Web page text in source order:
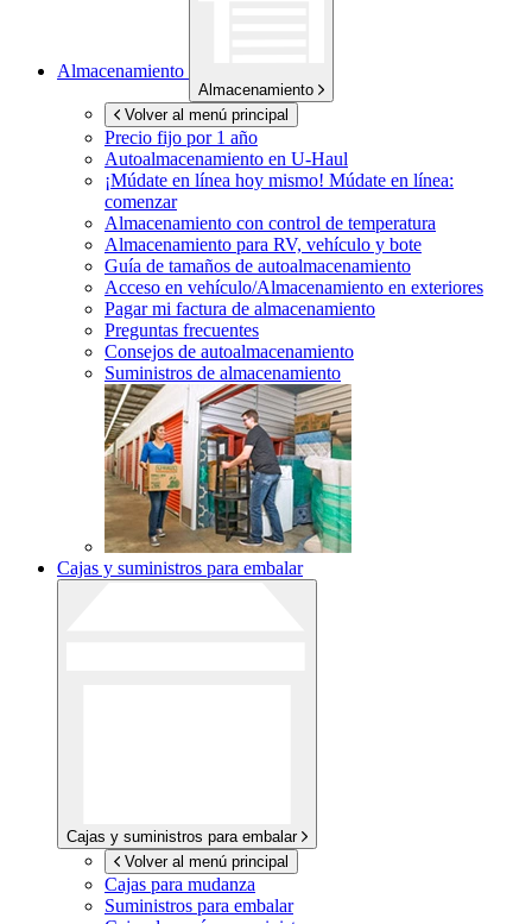
Almacenamiento
Almacenamiento
Volver al menú principal
Precio fijo por 1 año
Autoalmacenamiento en U-Haul
¡Múdate en línea hoy mismo! Múdate en línea:
comenzar
Almacenamiento con control de temperatura
Almacenamiento para RV, vehículo y bote
Guía de tamaños de autoalmacenamiento
Acceso en vehículo/Almacenamiento en exteriores
Pagar mi factura de almacenamiento
Preguntas frecuentes
Consejos de autoalmacenamiento
Suministros de almacenamiento
Cajas y suministros para embalar
Cajas y suministros para embalar
Volver al menú principal
Cajas para mudanza
Suministros para embalar